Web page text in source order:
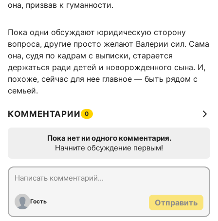
она, призвав к гуманности.
Пока одни обсуждают юридическую сторону
вопроса, другие просто желают Валерии сил. Сама
она, судя по кадрам с выписки, старается
держаться ради детей и новорожденного сына. И,
похоже, сейчас для нее главное — быть рядом с
семьей.
КОММЕНТАРИИ 0
Пока нет ни одного комментария.
Начните обсуждение первым!
Гость Отправить